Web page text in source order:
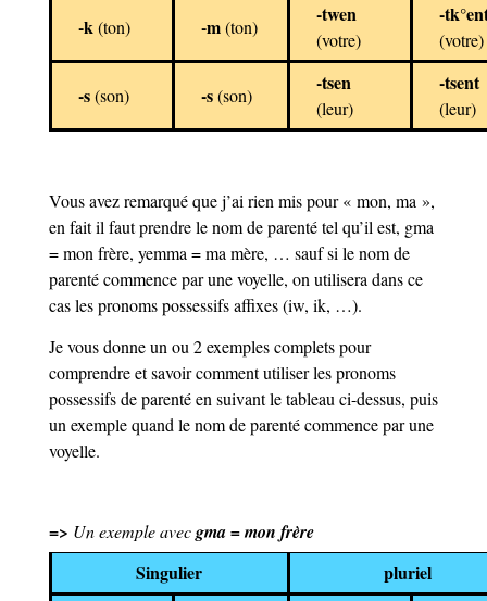
-k (ton) -m(ton)
-twen
(votre)
-
(votre)
-s(son) -s(son)
-tsen
(leur)
-tsent
(leur)
Vous avez remarqué que j’ai rien mis pour « mon, ma »,
en fait il faut prendre le nom de parenté tel qu’il est, gma
= mon frère, yemma = ma mère, … sauf si le nom de
parenté commence par une voyelle, on utilisera dans ce
cas les pronoms possessifs affixes (iw, ik, …).
Je vous donne un ou 2 exemples complets pour
comprendre et savoir comment utiliser les pronoms
possessifs de parenté en suivant le tableau ci-dessus, puis
un exemple quand le nom de parenté commence par une
voyelle.
=> Un exemple avecgma = mon frère
Singulier
pluriel